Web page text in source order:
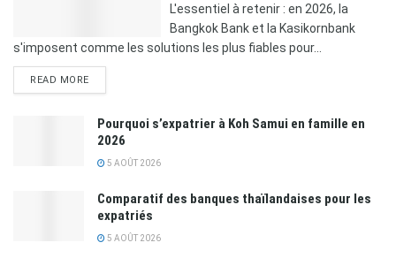
L'essentiel à retenir : en 2026, la
Bangkok Bank et la Kasikornbank
s'imposent comme les solutions les plus fiables pour...
READ MORE
Pourquoi s’expatrier à Koh Samui en famille en
2026
5 AOÛT 2026
Comparatif des banques thaïlandaises pour les
expatriés
5 AOÛT 2026